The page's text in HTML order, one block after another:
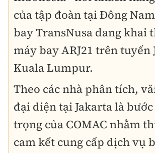
của tập đoàn tại Đông
bay TransNusa đang khai
máy bay ARJ21 trên tuyến
Kuala Lumpur.
Theo các nhà phân tích,
đại diện tại Jakarta là
trọng của COMAC nhằm
cam kết cung cấp dịch vụ